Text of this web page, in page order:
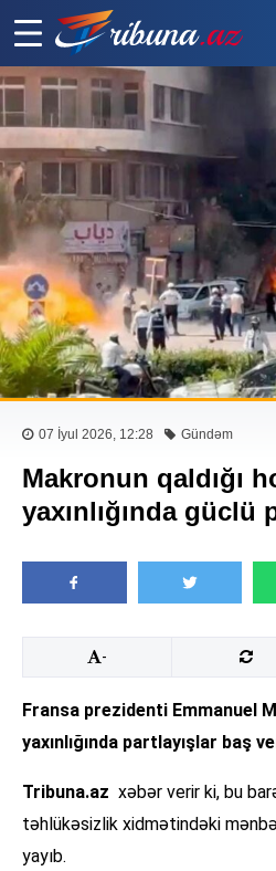
07 İyul 2026, 12:28 Gündəm
Makronun qaldığı
yaxınlığında güclü
-
Fransa prezidenti Emmanuel
yaxınlığında partlayışlar baş
Tribuna.az xəbər verir ki, bu
təhlükəsizlik xidmətindəki
yayıb.